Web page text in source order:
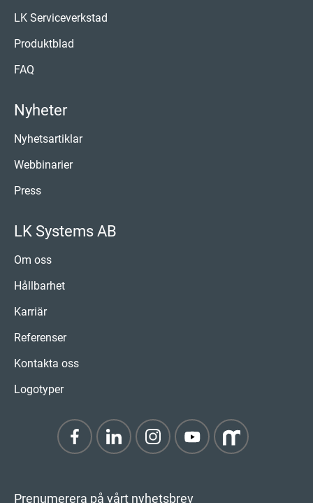
LK Serviceverkstad
Produktblad
FAQ
Nyheter
Nyhetsartiklar
Webbinarier
Press
LK Systems AB
Om oss
Hållbarhet
Karriär
Referenser
Kontakta oss
Logotyper
Prenumerera på vårt nyhetsbrev